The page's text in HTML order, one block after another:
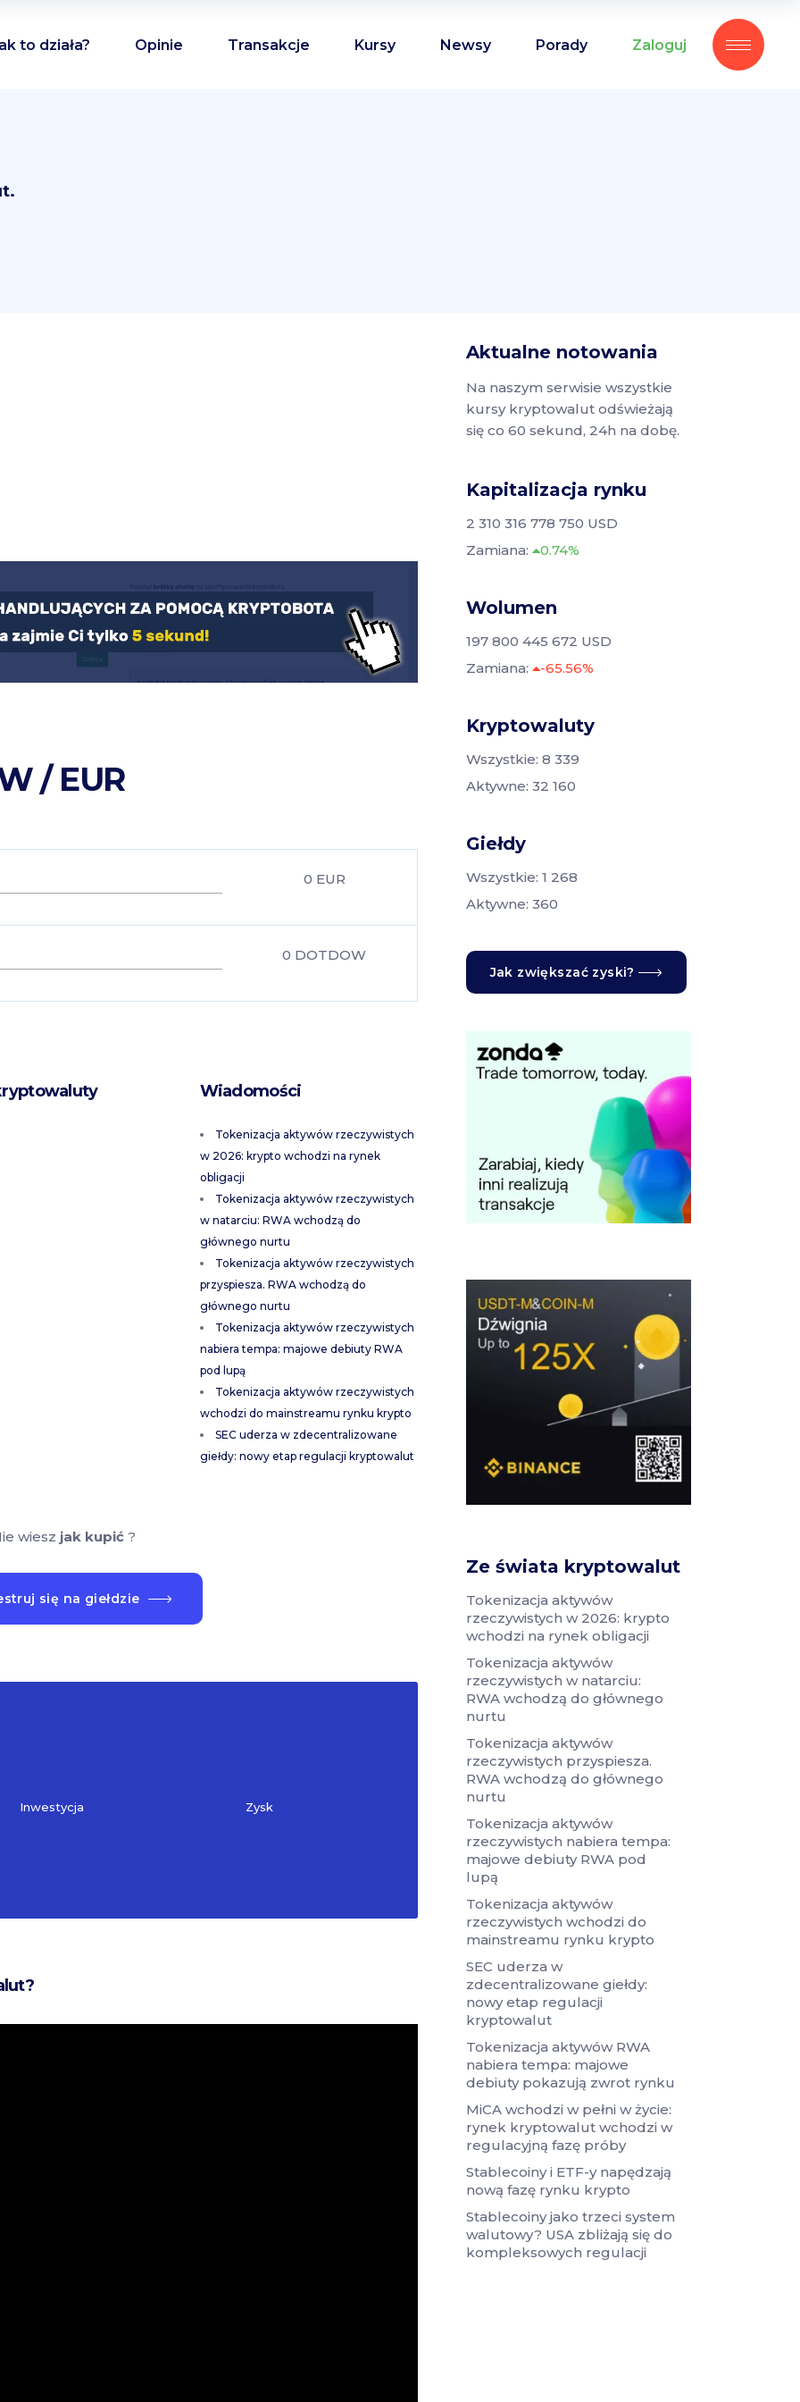
to działa? Opinie Transakcje Kursy Newsy Porady Zaloguj
/ EUR
0 EUR
0 DOTDOW
Wiadomości
Tokenizacja aktywów rzeczywistych
w 2026: krypto wchodzi na rynek
obligacji
Tokenizacja aktywów rzeczywistych
w natarciu: RWA wchodzą do
głównego nurtu
Tokenizacja aktywów rzeczywistych
przyspiesza. RWA wchodzą do
głównego nurtu
Tokenizacja aktywów rzeczywistych
nabiera tempa: majowe debiuty RWA
pod lupą
Tokenizacja aktywów rzeczywistych
wchodzi do mainstreamu rynku krypto
SEC uderza w zdecentralizowane
giełdy: nowy etap regulacji kryptowalut
wiesz jak kupić?
się na giełdzie
Inwestycja Zysk
Aktualne notowania
Na naszym serwisie wszystkie
kursy kryptowalut odświeżają
się co 60 sekund, 24h na dobę.
Kapitalizacja rynku
2 310 316 778 750 USD
Zamiana:
0.74%
Wolumen
197 800 445 672 USD
Zamiana:
-65.56%
Kryptowaluty
Wszystkie: 8 339
Aktywne: 32 160
Giełdy
Wszystkie: 1 268
Aktywne: 360
Jak zwiększać zyski?
Ze świata kryptowalut
Tokenizacja aktywów
rzeczywistych w 2026: krypto
wchodzi na rynek obligacji
Tokenizacja aktywów
rzeczywistych w natarciu:
RWA wchodzą do głównego
nurtu
Tokenizacja aktywów
rzeczywistych przyspiesza.
RWA wchodzą do głównego
nurtu
Tokenizacja aktywów
rzeczywistych nabiera tempa:
majowe debiuty RWA pod
lupą
Tokenizacja aktywów
rzeczywistych wchodzi do
mainstreamu rynku krypto
SEC uderza w
zdecentralizowane giełdy:
nowy etap regulacji
kryptowalut
Tokenizacja aktywów RWA
nabiera tempa: majowe
debiuty pokazują zwrot rynku
MiCA wchodzi w pełni w życie:
rynek kryptowalut wchodzi w
regulacyjną fazę próby
Stablecoiny i ETF-y napędzają
nową fazę rynku krypto
Stablecoiny jako trzeci system
walutowy? USA zbliżają się do
kompleksowych regulacji